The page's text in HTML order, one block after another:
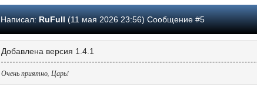
Написал: RuFull(11 мая 2026 23:56) Сообщение #5
Добавлена версия 1.4.1
Очень приятно, Царь!